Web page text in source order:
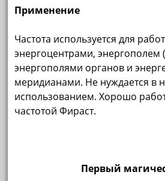
Применение
Частота используется для
энергоцентрами, энергополем
энергополями органов и
меридианами. Не нуждается в
использованием. Хорошо
частотой Фираст.
Первый